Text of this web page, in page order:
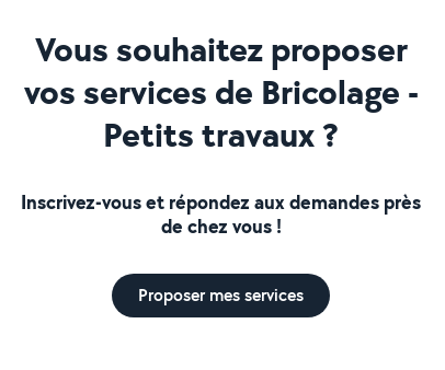
Vous souhaitez proposer
vos services de Bricolage -
Petits travaux ?
Inscrivez-vous et répondez aux demandes près
de chez vous !
Proposer mes services